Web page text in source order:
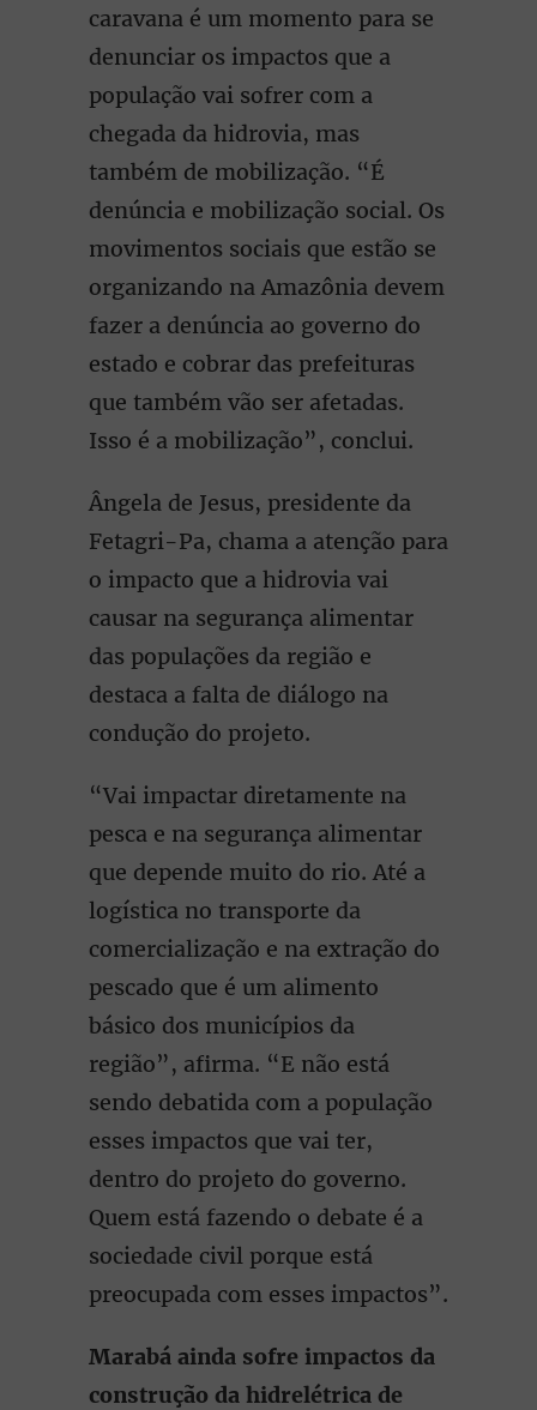
caravana é um momento para se
denunciar os impactos que a
população vai sofrer com a
chegada da hidrovia, mas
também de mobilização. “É
denúncia e mobilização social. Os
movimentos sociais que estão se
organizando na Amazônia devem
fazer a denúncia ao governo do
estado e cobrar das prefeituras
que também vão ser afetadas.
Isso é a mobilização”, conclui.
Ângela de Jesus, presidente da
Fetagri-Pa, chama a atenção para
o impacto que a hidrovia vai
causar na segurança alimentar
das populações da região e
destaca a falta de diálogo na
condução do projeto.
“Vai impactar diretamente na
pesca e na segurança alimentar
que depende muito do rio. Até a
logística no transporte da
comercialização e na extração do
pescado que é um alimento
básico dos municípios da
região”, afirma. “E não está
sendo debatida com a população
esses impactos que vai ter,
dentro do projeto do governo.
Quem está fazendo o debate é a
sociedade civil porque está
preocupada com esses impactos”.
Marabá ainda sofre impactos da
construção da hidrelétrica de